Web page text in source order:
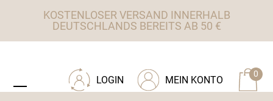
KOSTENLOSER VERSAND INNERHALB
DEUTSCHLANDS BEREITS AB 50 €
0
MEIN KONTO
LOGIN